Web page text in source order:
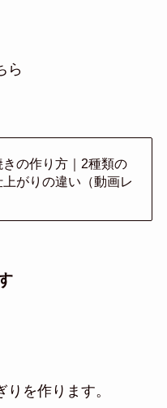
ら
きの作り方｜2種類の
がりの違い（動画レ
を作ります。